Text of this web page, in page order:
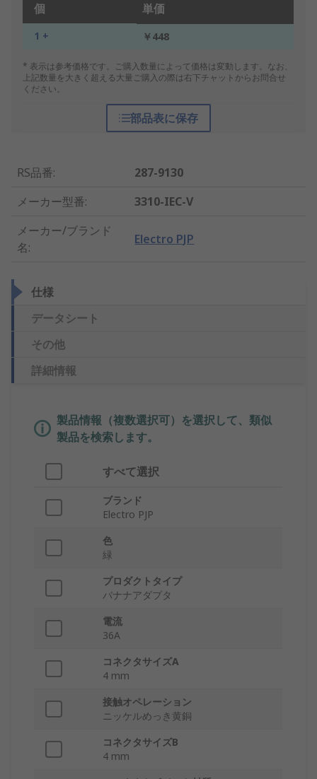
個 単価
1 + ￥448
* 表示は参考価格です。ご購入数量によって価格は変動します。なお、
上記数量を大きく超える大量ご購入の際は右下チャットからお問合せ
ください。
部品表に保存
RS品番:
287-9130
メーカー型番:
3310-IEC-V
メーカー/ブランド
名:
Electro PJP
仕様
データシート
その他
詳細情報
製品情報（複数選択可）を選択して、類似
製品を検索します。
すべて選択
ブランド
Electro PJP
色
緑
プロダクトタイプ
バナナアダプタ
電流
36A
コネクタサイズA
4 mm
接触オペレーション
ニッケルめっき黄銅
コネクタサイズB
4 mm